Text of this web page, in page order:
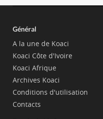
Général
A la une de Koaci
Koaci Côte d'Ivoire
Koaci Afrique
Archives Koaci
Conditions d'utilisation
Contacts